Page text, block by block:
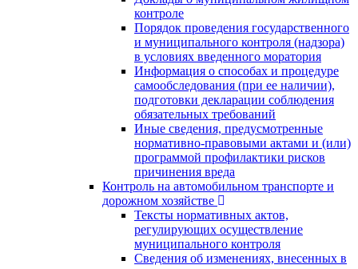
контроле
Порядок проведения государственного
и муниципального контроля (надзора)
в условиях введенного моратория
Информация о способах и процедуре
самообследования (при ее наличии),
подготовки декларации соблюдения
обязательных требований
Иные сведения, предусмотренные
нормативно-правовыми актами и (или)
программой профилактики рисков
причинения вреда
Контроль на автомобильном транспорте и
дорожном хозяйстве
Тексты нормативных актов,
регулирующих осуществление
муниципального контроля
Сведения об изменениях, внесенных в